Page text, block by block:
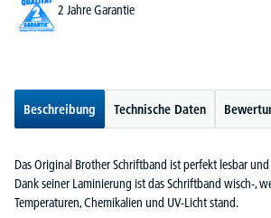
2 Jahre Garantie
Beschreibung Technische Daten
Das Original Brother Schriftband ist perfekt lesbar
Dank seiner Laminierung ist das Schriftband wisch-,
Temperaturen, Chemikalien und UV-Licht stand.